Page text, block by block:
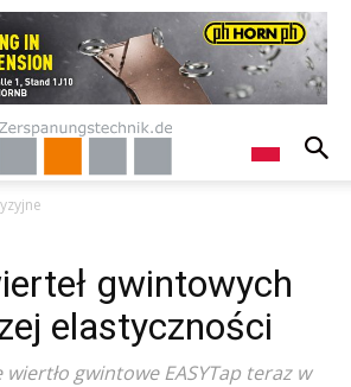
gwintowych
elastyczności
gwintowe EASYTap teraz w